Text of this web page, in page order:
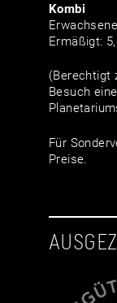
Kombi
Ermäßigt:
(Berechtigt
Besuch
Für
Preise.